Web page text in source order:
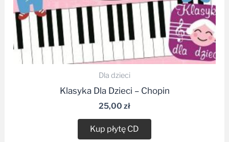
Dla dzieci
Klasyka Dla Dzieci – Chopin
25,00 zł
Kup płytę CD